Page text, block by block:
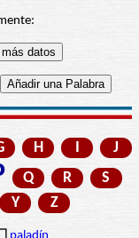
H
J
Q R
S
Y Z